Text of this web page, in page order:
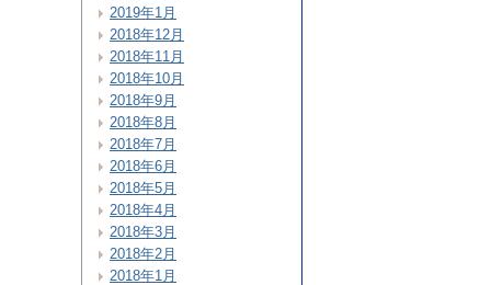
2019年1月
2018年12月
2018年11月
2018年10月
2018年9月
2018年8月
2018年7月
2018年6月
2018年5月
2018年4月
2018年3月
2018年2月
2018年1月